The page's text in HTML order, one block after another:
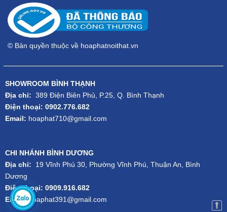
© Bản quyền thuộc về hoaphatnoithat.vn
SHOWROOM BÌNH THẠNH
Địa chỉ: 389 Điện Biên Phủ, P.25, Q. Bình Thạnh
Điện thoại: 0902.776.682
Email: hoaphat710@gmail.com
CHI NHÁNH BÌNH DƯƠNG
Địa chỉ: 19 Vĩnh Phú 30, Phường Vĩnh Phú, Thuận An, Bình
Dương
Điện thoại: 0909.916.682
Email:hoaphat391@gmail.com